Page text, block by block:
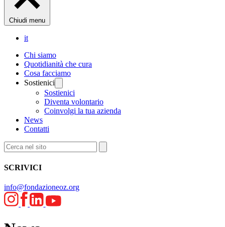
Chiudi menu
it
Chi siamo
Quotidianità che cura
Cosa facciamo
Sostienici
Sostienici
Diventa volontario
Coinvolgi la tua azienda
News
Contatti
SCRIVICI
info@fondazioneoz.org